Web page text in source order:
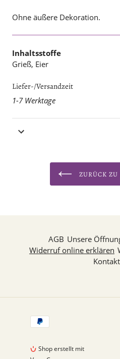
Ohne äußere Dekoration.
Inhaltsstoffe
Grieß, Eier
Liefer-/Versandzeit
1-7 Werktage
ZURÜCK
AGB Unsere
Widerruf online erklären
Kontakt
Zahlungsarten
Shop erstellt mit